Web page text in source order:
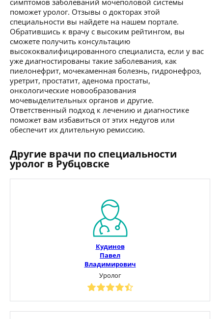
поможет уролог. Отзывы о докторах этой
специальности вы найдете на нашем портале.
Обратившись к врачу с высоким рейтингом, вы
сможете получить консультацию
высококвалифицированного специалиста, если у вас
уже диагностированы такие заболевания, как
пиелонефрит, мочекаменная болезнь, гидронефроз,
уретрит, простатит, аденома простаты,
онкологические новообразования
мочевыделительных органов и другие.
Ответственный подход к лечению и диагностике
поможет вам избавиться от этих недугов или
обеспечит их длительную ремиссию.
Другие врачи по специальности
уролог в Рубцовске
Кудинов
Павел
Владимирович
Уролог